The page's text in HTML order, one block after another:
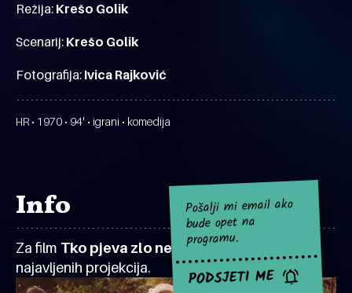
Režija: Krešo Golik
Scenarij: Krešo Golik
Fotografija: Ivica Rajković
HR • 1970 • 94' • igrani • komedija
Info
Za film Tko pjeva zlo ne misliza sad nema
najavljenih projekcija.
Pošalji mi email ako
bude opet na
programu.
PODSJETI ME